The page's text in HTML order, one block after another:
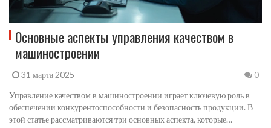
Основные аспекты управления качеством в
машиностроении
31 марта 2025 0
Управление качеством в машиностроении играет ключевую роль в
обеспечении конкурентоспособности и безопасность продукции. В
этой статье рассматриваются три основных аспекта, которые